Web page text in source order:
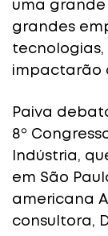
uma grande
grandes
impactarão
Paiva
8º
Indústria,
em São
americana
consultora,